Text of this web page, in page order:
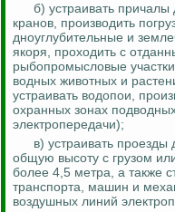
б) устраивать причалы
кранов, производить
дноуглубительные и
якоря, проходить с
рыбопромысловые
водных животных и
устраивать водопои,
охранных зонах
электропередачи);
в) устраивать
общую высоту с грузом
более 4,5 метра, а также
транспорта, машин и
воздушных линий